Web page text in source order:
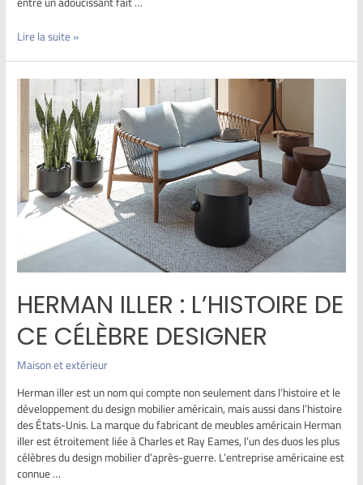
Lire la suite »
HERMAN ILLER : L’HISTOIRE DE
CE CÉLÈBRE DESIGNER
Maison et extérieur
Herman iller est un nom qui compte non seulement dans l’histoire et le
développement du design mobilier américain, mais aussi dans l’histoire
des États-Unis. La marque du fabricant de meubles américain Herman
iller est étroitement liée à Charles et Ray Eames, l’un des duos les plus
célèbres du design mobilier d’après-guerre. L’entreprise américaine est
connue …